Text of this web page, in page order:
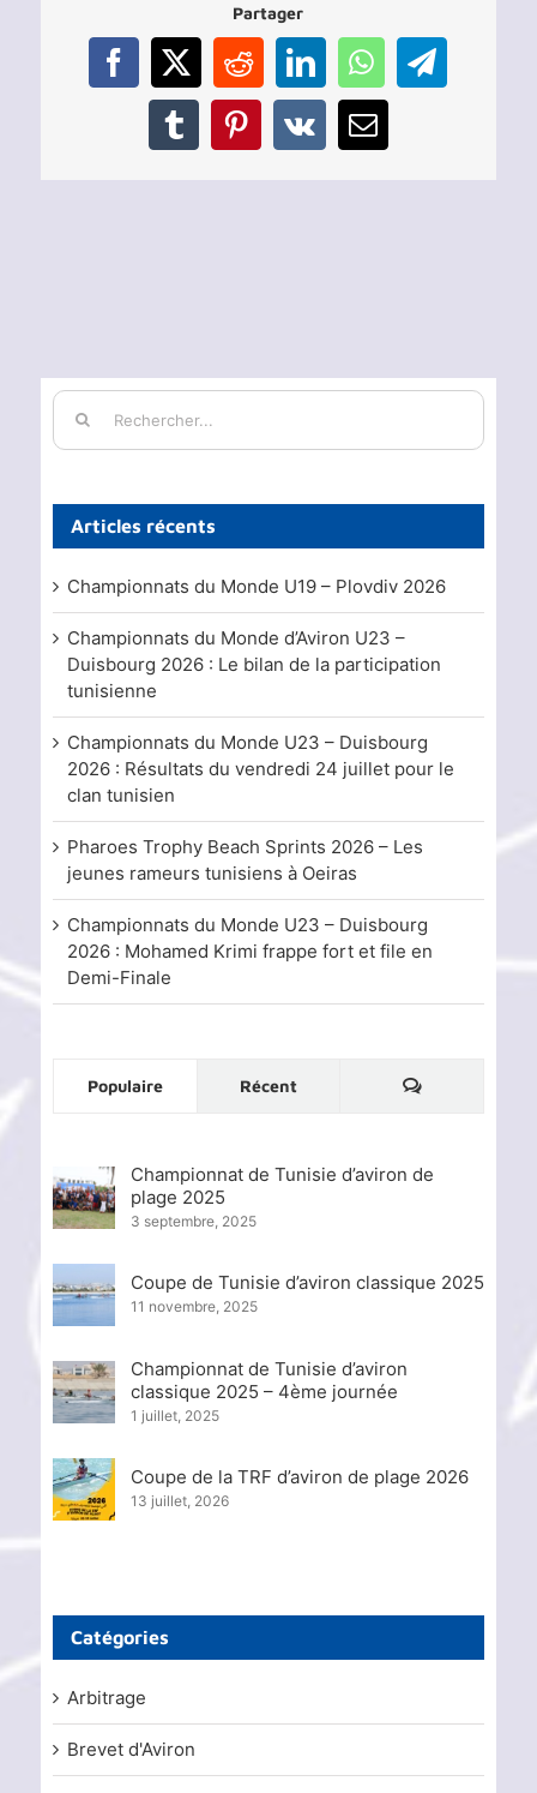
Partager
Facebook
X RedditLinkedInWhatsAppTelegram
TumblrPinterest
Vk Email
Rechercher:
Articles récents
Championnats du Monde U19 – Plovdiv 2026
Championnats du Monde d’Aviron U23 –
Duisbourg 2026 : Le bilan de la participation
tunisienne
Championnats du Monde U23 – Duisbourg
2026 : Résultats du vendredi 24 juillet pour le
clan tunisien
Pharoes Trophy Beach Sprints 2026 – Les
jeunes rameurs tunisiens à Oeiras
Championnats du Monde U23 – Duisbourg
2026 : Mohamed Krimi frappe fort et file en
Demi-Finale
Populaire Récent
Championnat de Tunisie d’aviron de
plage 2025
3 septembre, 2025
Coupe de Tunisie d’aviron classique 2025
11 novembre, 2025
Championnat de Tunisie d’aviron
classique 2025 – 4ème journée
1 juillet, 2025
Coupe de la TRF d’aviron de plage 2026
13 juillet, 2026
Catégories
Arbitrage
Brevet d'Aviron